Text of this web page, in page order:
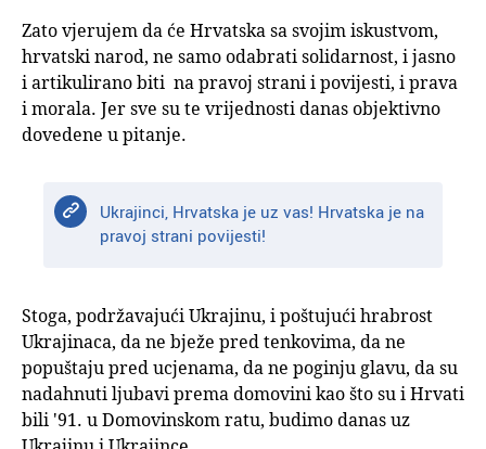
Zato vjerujem da će Hrvatska sa svojim iskustvom,
hrvatski narod, ne samo odabrati solidarnost, i jasno
i artikulirano biti na pravoj strani i povijesti, i prava
i morala. Jer sve su te vrijednosti danas objektivno
dovedene u pitanje.
Ukrajinci, Hrvatska je uz vas! Hrvatska je na
pravoj strani povijesti!
Stoga, podržavajući Ukrajinu, i poštujući hrabrost
Ukrajinaca, da ne bježe pred tenkovima, da ne
popuštaju pred ucjenama, da ne poginju glavu, da su
nadahnuti ljubavi prema domovini kao što su i Hrvati
bili '91. u Domovinskom ratu, budimo danas uz